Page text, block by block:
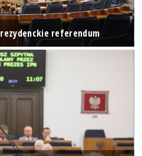
referendum